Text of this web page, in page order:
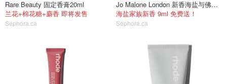
Rare Beauty 固定香膏20ml
兰花+棉花糖+麝香 即将发售
Sephora.ca
Jo Malone London 新香海盐与佛手柑
海盐家族新香 9ml 免费送！
Sephora.ca